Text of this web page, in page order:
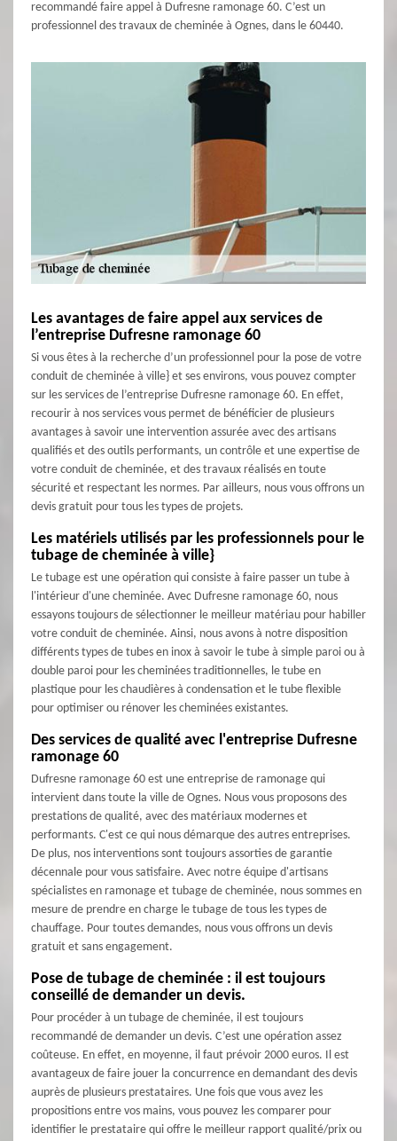
recommandé faire appel à Dufresne ramonage 60. C’est un
professionnel des travaux de cheminée à Ognes, dans le 60440.
Les avantages de faire appel aux services de
l’entreprise Dufresne ramonage 60
Si vous êtes à la recherche d’un professionnel pour la pose de votre
conduit de cheminée à ville} et ses environs, vous pouvez compter
sur les services de l’entreprise Dufresne ramonage 60. En effet,
recourir à nos services vous permet de bénéficier de plusieurs
avantages à savoir une intervention assurée avec des artisans
qualifiés et des outils performants, un contrôle et une expertise de
votre conduit de cheminée, et des travaux réalisés en toute
sécurité et respectant les normes. Par ailleurs, nous vous offrons un
devis gratuit pour tous les types de projets.
Les matériels utilisés par les professionnels pour le
tubage de cheminée à ville}
Le tubage est une opération qui consiste à faire passer un tube à
l'intérieur d'une cheminée. Avec Dufresne ramonage 60, nous
essayons toujours de sélectionner le meilleur matériau pour habiller
votre conduit de cheminée. Ainsi, nous avons à notre disposition
différents types de tubes en inox à savoir le tube à simple paroi ou à
double paroi pour les cheminées traditionnelles, le tube en
plastique pour les chaudières à condensation et le tube flexible
pour optimiser ou rénover les cheminées existantes.
Des services de qualité avec l'entreprise Dufresne
ramonage 60
Dufresne ramonage 60 est une entreprise de ramonage qui
intervient dans toute la ville de Ognes. Nous vous proposons des
prestations de qualité, avec des matériaux modernes et
performants. C'est ce qui nous démarque des autres entreprises.
De plus, nos interventions sont toujours assorties de garantie
décennale pour vous satisfaire. Avec notre équipe d'artisans
spécialistes en ramonage et tubage de cheminée, nous sommes en
mesure de prendre en charge le tubage de tous les types de
chauffage. Pour toutes demandes, nous vous offrons un devis
gratuit et sans engagement.
Pose de tubage de cheminée : il est toujours
conseillé de demander un devis.
Pour procéder à un tubage de cheminée, il est toujours
recommandé de demander un devis. C’est une opération assez
coûteuse. En effet, en moyenne, il faut prévoir 2000 euros. Il est
avantageux de faire jouer la concurrence en demandant des devis
auprès de plusieurs prestataires. Une fois que vous avez les
propositions entre vos mains, vous pouvez les comparer pour
identifier le prestataire qui offre le meilleur rapport qualité/prix ou